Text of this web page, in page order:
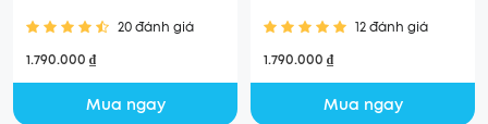
20 đánh giá
1.790.000 ₫
Mua ngay
12 đánh giá
1.790.000 ₫
Mua ngay